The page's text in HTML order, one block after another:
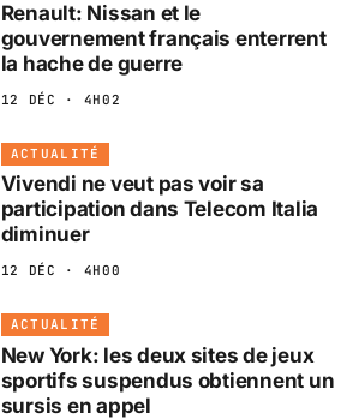
Renault: Nissan et le
gouvernement français enterrent
la hache de guerre
12 DÉC · 4H02
ACTUALITÉ
Vivendi ne veut pas voir sa
participation dans Telecom Italia
diminuer
12 DÉC · 4H00
ACTUALITÉ
New York: les deux sites de jeux
sportifs suspendus obtiennent un
sursis en appel